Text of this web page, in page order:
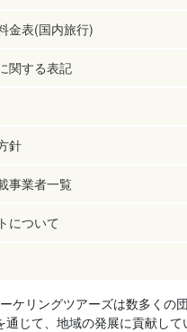
金表(国内旅行)
関する表記
針
事業者一覧
について
ケリングツアーズは数多くの
通じて、地域の発展に貢献して